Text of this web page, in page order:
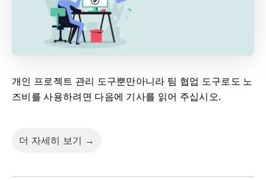
개인 프로젝트 관리 도구뿐만아니라 팀 협업 도구로도 노
즈비를 사용하려면 다음에 기사를 읽어 주십시오.
더 자세히 보기 →